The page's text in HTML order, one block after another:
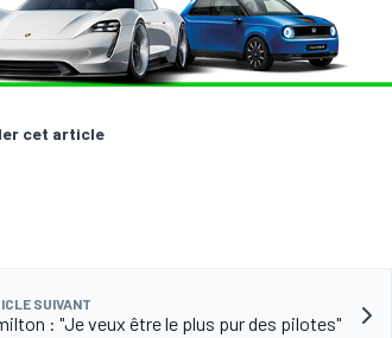
cet article
SUIVANT
: "Je veux être le plus pur des pilotes"